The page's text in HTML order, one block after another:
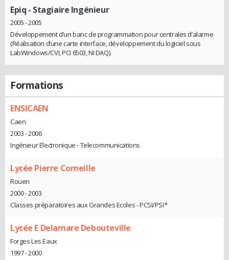
Epiq - Stagiaire Ingénieur
2005 - 2005
Développement d’un banc de programmation pour centrales d’alarme
(Réalisation d’une carte interface, développement du logiciel sous
LabWindows/CVI, PCI 6503, NI DAQ).
Formations
ENSICAEN
Caen
2003 - 2006
Ingénieur Electronique - Telecommunications
Lycée Pierre Corneille
Rouen
2000 - 2003
Classes préparatoires aux Grandes Ecoles - PCSI/PSI*
Lycée E Delamare Debouteville
Forges Les Eaux
1997 - 2000